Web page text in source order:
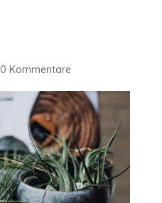
0 Kommentare